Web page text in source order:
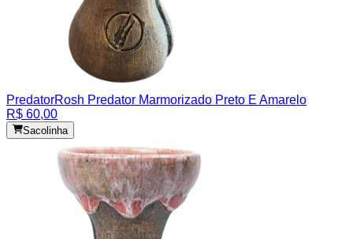
PredatorRosh Predator Marmorizado Preto E Amarelo
R$ 60,00
Sacolinha